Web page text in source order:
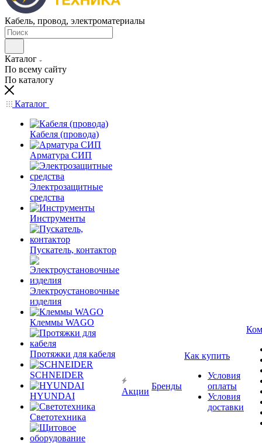
Кабель, провод, электроматериалы
Каталог
По всему сайту
По каталогу
Каталог
Кабеля (провода)
Арматура СИП
Электрозащитные
средства
Инструменты
Пускатель, контактор
Электроустановочные
изделия
Клеммы WAGO
Протяжки для кабеля
SCHNEIDER
HYUNDAI
Светотехника
Акции
Бренды
Как купить
Условия
оплаты
Условия
доставки